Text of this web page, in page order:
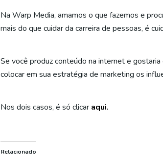
Na Warp Media, amamos o que fazemos e
mais do que cuidar da carreira de pessoas, é
Se você produz conteúdo na internet e
colocar em sua estratégia de marketing os
Nos dois casos, é só clicar aqui.
Relacionado